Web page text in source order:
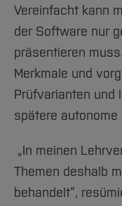
Vereinfacht kann
der Software nur
präsentieren
Merkmale und
Prüfvarianten und
spätere autonome
„In meinen
Themen deshalb
behandelt“,